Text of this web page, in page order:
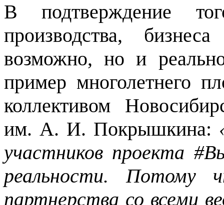
В подтверждение
производства,
возможно, но и
пример многолетнего
коллективом
им. А. И. Покрышкина:
участников проекта
реальности. Потому
партнерства со всеми